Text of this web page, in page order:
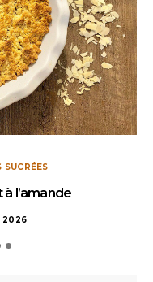
SUCRÉES
l’amande
2026